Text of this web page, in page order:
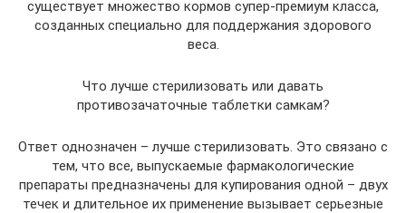
существует множество кормов супер-премиум класса,
созданных специально для поддержания здорового
веса.
Что лучше стерилизовать или давать
противозачаточные таблетки самкам?
Ответ однозначен – лучше стерилизовать. Это связано с
тем, что все, выпускаемые фармакологические
препараты предназначены для купирования одной – двух
течек и длительное их применение вызывает серьезные